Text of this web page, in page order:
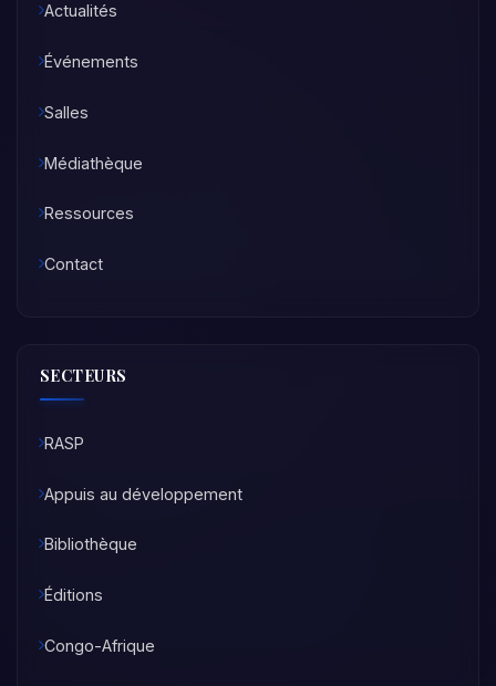
Actualités
Événements
Salles
Médiathèque
Ressources
Contact
SECTEURS
RASP
Appuis au développement
Bibliothèque
Éditions
Congo-Afrique